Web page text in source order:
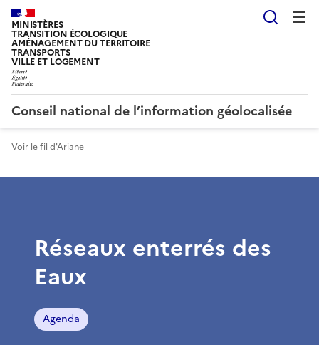
MINISTÈRES
TRANSITION ÉCOLOGIQUE
AMÉNAGEMENT DU TERRITOIRE
TRANSPORTS
VILLE ET LOGEMENT
Conseil national de l’information géolocalisée
Voir le fil d'Ariane
Réseaux enterrés des
Eaux
Agenda